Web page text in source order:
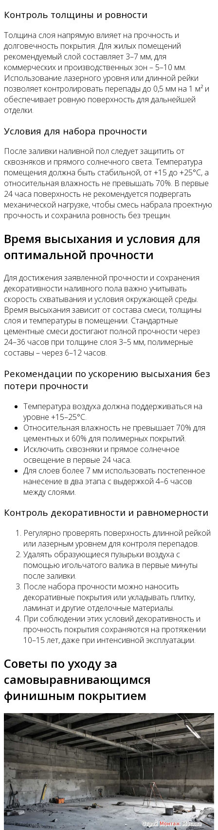
Контроль толщины и ровности
Толщина слоя напрямую влияет на прочность и
долговечность покрытия. Для жилых помещений
рекомендуемый слой составляет 3–7 мм, для
коммерческих и производственных зон – 5–10 мм.
Использование лазерного уровня или длинной рейки
позволяет контролировать перепады до 0,5 мм на 1 м² и
обеспечивает ровную поверхность для дальнейшей
отделки.
Условия для набора прочности
После заливки наливной пол следует защитить от
сквозняков и прямого солнечного света. Температура
помещения должна быть стабильной, от +15 до +25°C, а
относительная влажность не превышать 70%. В первые
24 часа поверхность не рекомендуется подвергать
механической нагрузке, чтобы смесь набрала проектную
прочность и сохранила ровность без трещин.
Время высыхания и условия для
оптимальной прочности
Для достижения заявленной прочности и сохранения
декоративности наливного пола важно учитывать
скорость схватывания и условия окружающей среды.
Время высыхания зависит от состава смеси, толщины
слоя и температуры в помещении. Стандартные
цементные смеси достигают полной прочности через
24–36 часов при толщине слоя 3–5 мм, полимерные
составы – через 6–12 часов.
Рекомендации по ускорению высыхания без
потери прочности
Температура воздуха должна поддерживаться на
уровне +15–25°C.
Относительная влажность не превышает 70% для
цементных и 60% для полимерных покрытий.
Исключить сквозняки и прямое солнечное
освещение в первые 24 часа.
Для слоев более 7 мм использовать постепенное
нанесение в два этапа с выдержкой 4–6 часов
между слоями.
Контроль декоративности и равномерности
Регулярно проверять поверхность длинной рейкой
или лазерным уровнем для контроля перепадов.
Удалять образующиеся пузырьки воздуха с
помощью игольчатого валика в первые минуты
после заливки.
После набора прочности можно наносить
декоративные покрытия или укладывать плитку,
ламинат и другие отделочные материалы.
При соблюдении этих условий декоративность и
прочность покрытия сохраняются на протяжении
10–15 лет, даже при интенсивной эксплуатации.
Советы по уходу за
самовыравнивающимся
финишным покрытием